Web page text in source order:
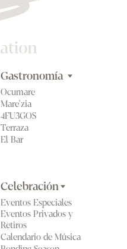
Gastronomía
Ocumare
Mare'zia
4FU3GOS
Terraza
El Bar
Celebración
Eventos Especiales
Eventos Privados y
Retiros
Calendario de Música